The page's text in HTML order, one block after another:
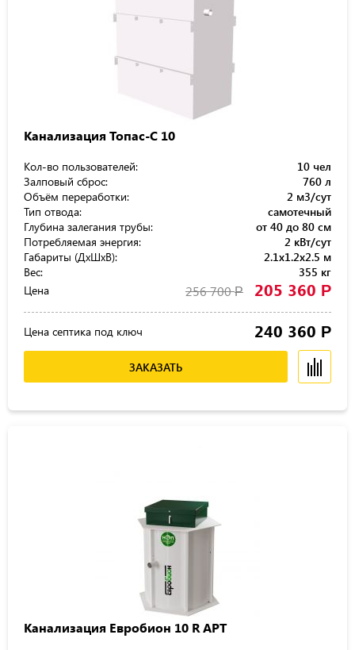
Канализация Топас-С 10
Кол-во пользователей:
10 чел
Залповый сброс:
760 л
Объём переработки:
2 м3/сут
Тип отвода:
самотечный
Глубина залегания трубы:
от 40 до 80 см
Потребляемая энергия:
2 кВт/сут
Габариты (ДхШхВ):
2.1x1.2x2.5 м
Вес:
355 кг
Цена
256 700Р 205 360 Р
Цена септика под ключ 240 360 Р
ЗАКАЗАТЬ
Канализация Евробион 10 R АРТ